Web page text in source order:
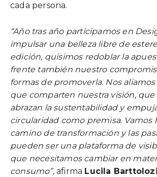
cada persona.
“Año tras año participamos en
impulsar una belleza libre de
edición, quisimos redoblar la
frente también nuestro
formas de promoverla. Nos
que comparten nuestra visión,
abrazan la sustentabilidad y
circularidad como premisa. Vamos
camino de transformación y las
pueden ser una plataforma de
que necesitamos cambiar en
consumo”,afirma Lucila